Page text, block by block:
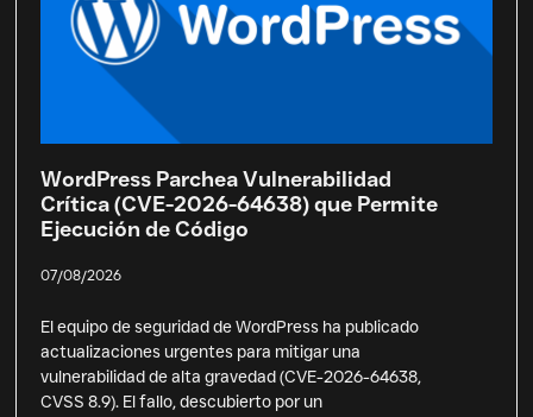
WordPress Parchea Vulnerabilidad
Crítica (CVE-2026-64638) que Permite
Ejecución de Código
07/08/2026
El equipo de seguridad de WordPress ha publicado
actualizaciones urgentes para mitigar una
vulnerabilidad de alta gravedad (CVE-2026-64638,
CVSS 8.9). El fallo, descubierto por un